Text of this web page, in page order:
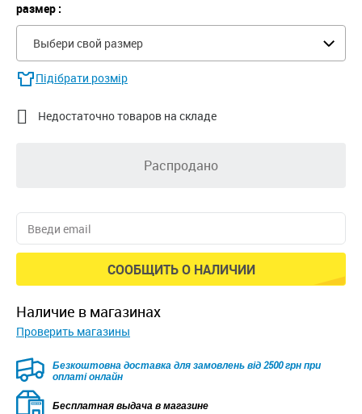
размер :
Выбери свой размер
Підібрати розмір
 Недостаточно товаров на складе
Распродано
СООБЩИТЬ О НАЛИЧИИ
наличие в магазинах
Проверить магазины
Безкоштовна доставка для замовлень від 2500 грн при
оплаті онлайн
Бесплатная выдача в магазине